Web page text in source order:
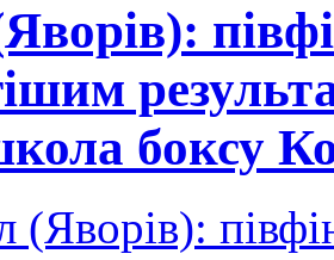
боксу